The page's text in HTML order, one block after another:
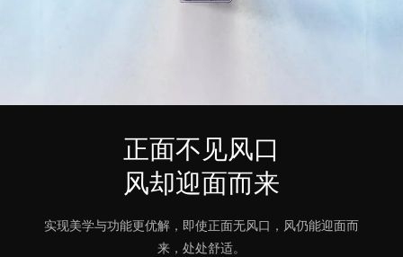
正面不见风口
风却迎面而来
实现美学与功能更优解，即使正面无风口，风仍能迎面而
来，处处舒适。